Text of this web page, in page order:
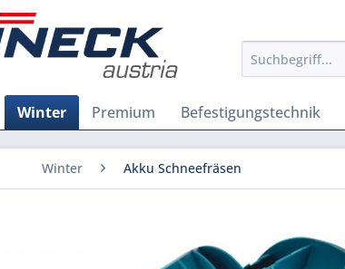
Winter Premium Befestigungstechnik
Winter Akku Schneefräsen